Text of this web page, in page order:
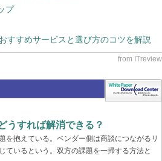
プ
すすめサービスと選び方のコツを解説
うすれば解消できる？
を抱えている。ベンダー側は商談につながるリ
ているという。双方の課題を一掃する方法と